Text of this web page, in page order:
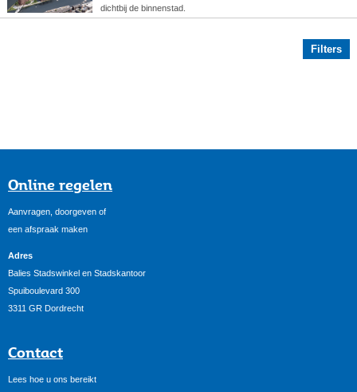
dichtbij de binnenstad.
Filters
Online regelen
Aanvragen, doorgeven of
een afspraak maken
Adres
Balies Stadswinkel en Stadskantoor
Spuiboulevard 300
3311 GR Dordrecht
Contact
Lees hoe u ons bereikt